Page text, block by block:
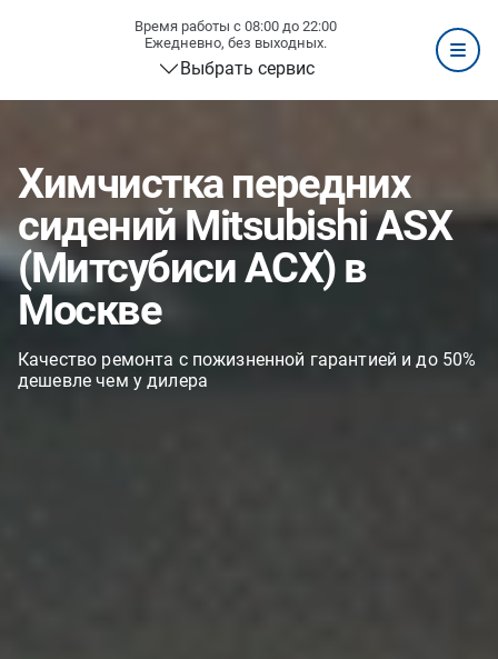
Время работы с 08:00 до 22:00
Ежедневно, без выходных.
Выбрать сервис
Химчистка передних
сидений Mitsubishi ASX
(Митсубиси АСХ) в
Москве
Качество ремонта с пожизненной гарантией и до 50%
дешевле чем у дилера